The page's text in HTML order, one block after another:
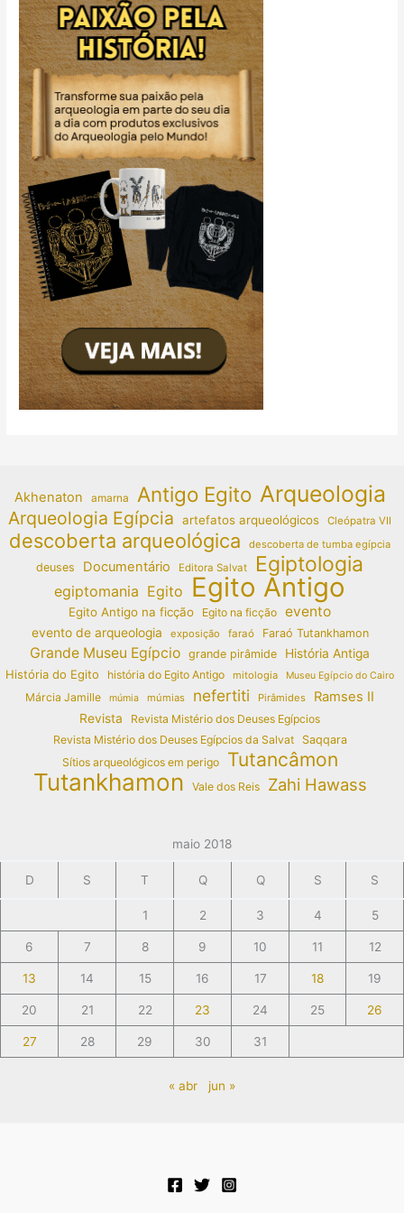
Akhenaton amarna Antigo Egito Arqueologia
Arqueologia Egípcia artefatos arqueológicos Cleópatra VII
descoberta arqueológica descoberta de tumba egípcia
deuses Documentário Editora Salvat Egiptologia
egiptomania Egito Egito Antigo
Egito Antigo na ficção Egito na ficção evento
evento de arqueologia exposição faraó Faraó Tutankhamon
Grande Museu Egípcio grande pirâmide
História Antiga
História do Egito
história do Egito Antigo mitologia Museu Egípcio do Cairo
Márcia Jamille múmia múmias nefertiti Pirâmides Ramses II
Revista
Revista Mistério dos Deuses Egípcios
Revista Mistério dos Deuses Egípcios da Salvat
Saqqara
Sítios arqueológicos em perigo
Tutancâmon
Tutankhamon Vale dos Reis Zahi Hawass
maio 2018
D S T Q Q S S
1 2 3 4 5
6 7 8 9 10 11 12
13 14 15 16 17 18 19
20 21 22 23 24 25 26
27 28 29 30 31
« abr jun »